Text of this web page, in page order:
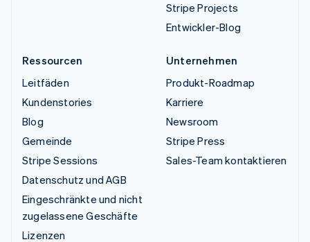
Stripe Projects
Entwickler-Blog
Ressourcen
Leitfäden
Kundenstories
Blog
Gemeinde
Stripe Sessions
Datenschutz und AGB
Eingeschränkte und nicht
zugelassene Geschäfte
Lizenzen
Unternehmen
Produkt-Roadmap
Karriere
Newsroom
Stripe Press
Sales-Team kontaktieren